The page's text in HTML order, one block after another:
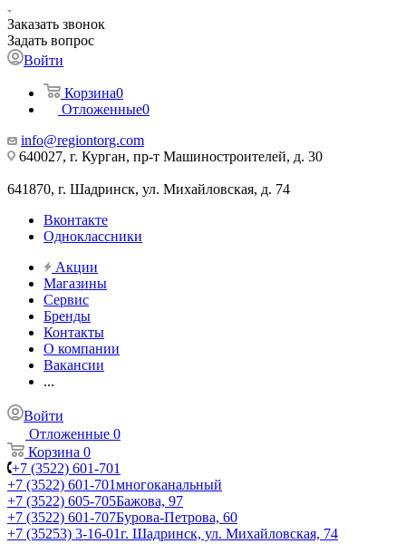
Заказать звонок
Задать вопрос
Войти
Корзина0
Отложенные0
info@regiontorg.com
640027, г. Курган, пр-т Машиностроителей, д. 30
641870, г. Шадринск, ул. Михайловская, д. 74
Вконтакте
Одноклассники
Акции
Магазины
Сервис
Бренды
Контакты
О компании
Вакансии
...
Войти
Отложенные 0
Корзина 0
+7 (3522) 601-701
+7 (3522) 601-701многоканальный
+7 (3522) 605-705Бажова, 97
+7 (3522) 601-707Бурова-Петрова, 60
+7 (35253) 3-16-01г. Шадринск, ул. Михайловская, 74